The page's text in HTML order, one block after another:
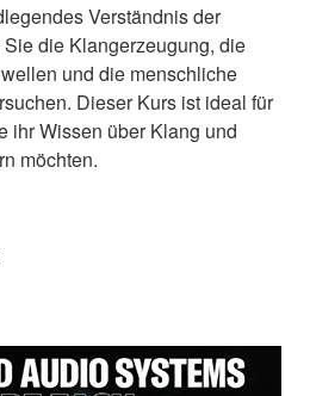
Verständnis der
die Klangerzeugung, die
und die menschliche
Dieser Kurs ist ideal für
ihr Wissen über Klang und
möchten.